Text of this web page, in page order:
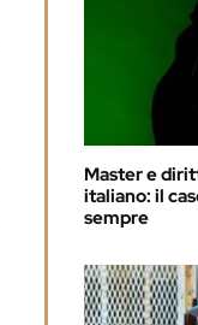
Master e
italiano: il
sempre